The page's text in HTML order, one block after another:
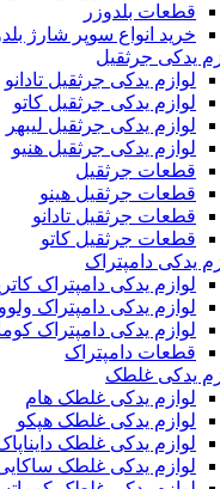
سوپر شارژ بلدوزر فروش
جرثقیل تادانو
جرثقیل کاتو
جرثقیل لیبهر
جرثقیل هنیو
هینو
تادانو
کاتو
دامپتراک کاترپیلار
دامپتراک ولوو
دامپتراک کوماتسو
غلطک هام
غلطک هپکو
غلطک دایناپاک
غلطک ساکایی